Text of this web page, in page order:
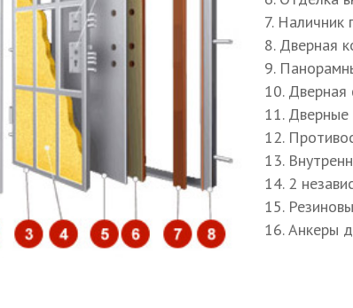
#Двери с коваными элементами